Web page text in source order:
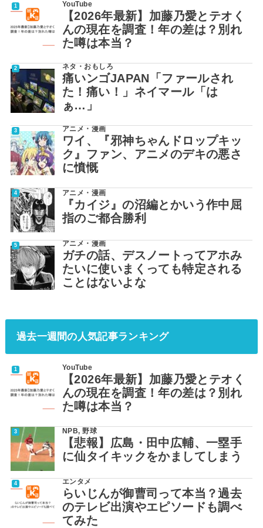
YouTube
【2026年最新】加藤乃愛とテオく
んの現在を調査！年の差は？別れ
た噂は本当？
ネタ・おもしろ
痛いンゴJAPAN「ファールされ
た！痛い！」ネイマール「は
ぁ…」
アニメ・漫画
ワイ、『邪神ちゃんドロップキッ
ク』ファン、アニメのデキの悪さ
に憤慨
アニメ・漫画
『カイジ』の沼編とかいう作中屈
指のご都合勝利
アニメ・漫画
ガチの話、デスノートってアホみ
たいに使いまくっても特定される
ことはないよな
過去一週間の人気記事ランキング
YouTube
【2026年最新】加藤乃愛とテオく
んの現在を調査！年の差は？別れ
た噂は本当？
NPB,野球
【悲報】広島・田中広輔、一塁手
に仙タイキックをかましてしまう
エンタメ
らいじんが御曹司って本当？過去
のテレビ出演やエピソードも調べ
てみた